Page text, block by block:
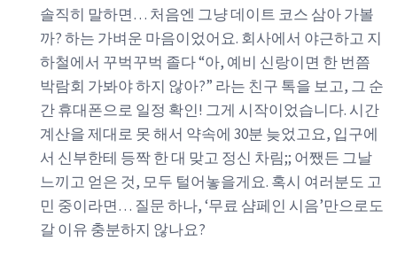
솔직히 말하면… 처음엔 그냥 데이트 코스 삼아 가볼
까? 하는 가벼운 마음이었어요. 회사에서 야근하고 지
하철에서 꾸벅꾸벅 졸다 “아, 예비 신랑이면 한 번쯤
박람회 가봐야 하지 않아?” 라는 친구 톡을 보고, 그 순
간 휴대폰으로 일정 확인! 그게 시작이었습니다. 시간
계산을 제대로 못 해서 약속에 30분 늦었고요, 입구에
서 신부한테 등짝 한 대 맞고 정신 차림;; 어쨌든 그날
느끼고 얻은 것, 모두 털어놓을게요. 혹시 여러분도 고
민 중이라면… 질문 하나, ‘무료 샴페인 시음’만으로도
갈 이유 충분하지 않나요?